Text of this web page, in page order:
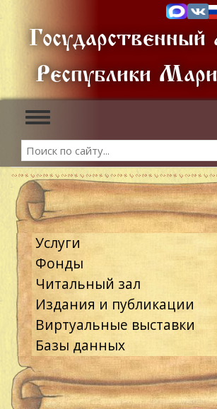
основному
содержанию
Государственный
Республики
Toggle
navigation
Search
Search
Услуги
Фонды
Читальный зал
Издания и публикации
Виртуальные выставки
Базы данных